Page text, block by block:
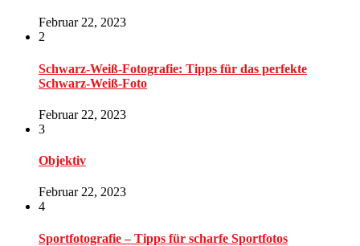
Februar 22, 2023
2
Schwarz-Weiß-Fotografie: Tipps für das perfekte
Schwarz-Weiß-Foto
Februar 22, 2023
3
Objektiv
Februar 22, 2023
4
Sportfotografie – Tipps für scharfe Sportfotos